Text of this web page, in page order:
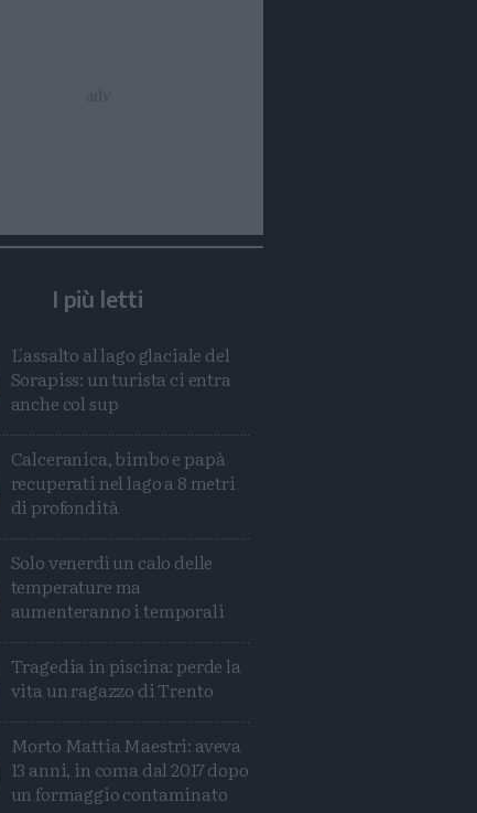
Condividi
Condividi
TwitterCondividi
Mail
I più letti
L'assalto al lago glaciale del
Sorapiss: un turista ci entra
anche col sup
Calceranica, bimbo e papà
recuperati nel lago a 8 metri
di profondità
Solo venerdì un calo delle
temperature ma
aumenteranno i temporali
Tragedia in piscina: perde la
vita un ragazzo di Trento
Morto Mattia Maestri: aveva
13 anni, in coma dal 2017 dopo
un formaggio contaminato